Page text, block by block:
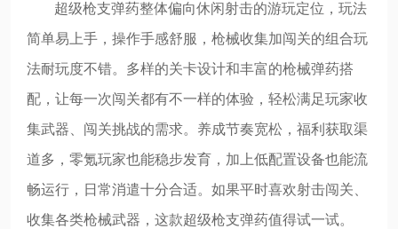
超级枪支弹药整体偏向休闲射击的游玩定位，玩法
简单易上手，操作手感舒服，枪械收集加闯关的组合玩
法耐玩度不错。多样的关卡设计和丰富的枪械弹药搭
配，让每一次闯关都有不一样的体验，轻松满足玩家收
集武器、闯关挑战的需求。养成节奏宽松，福利获取渠
道多，零氪玩家也能稳步发育，加上低配置设备也能流
畅运行，日常消遣十分合适。如果平时喜欢射击闯关、
收集各类枪械武器，这款超级枪支弹药值得试一试。